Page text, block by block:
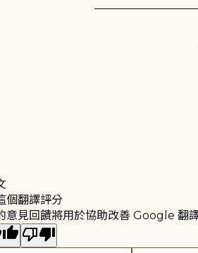
個翻譯評分
意見回饋將用於協助改善 Google 翻